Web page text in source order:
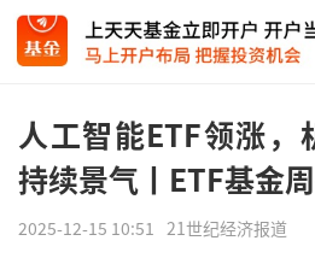
人工智能ETF领涨，
持续景气丨ETF基金
2025-12-15 10:51 21世纪经济报道